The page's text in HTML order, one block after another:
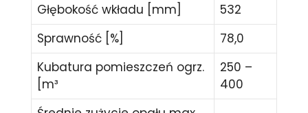
Głębokość wkładu [mm]
532
Sprawność [%]
78,0
Kubatura pomieszczeń ogrz.
[m³
250 –
400